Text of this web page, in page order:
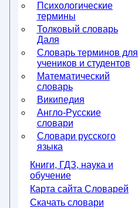
Психологические
термины
Толковый словарь
Даля
Словарь терминов для
учеников и студентов
Математический
словарь
Википедия
Англо-Русские
словари
Словари русского
языка
Книги, ГДЗ, наука и
обучение
Карта сайта Словарей
Скачать словари